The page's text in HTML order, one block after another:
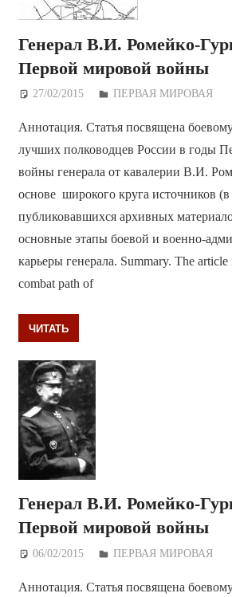
Генерал В.И. Ромейко-
Первой мировой войны
27/02/2015 Дежурный по Редакции
ПЕРВАЯ МИРОВАЯ
Аннотация. Статья посвящена
лучших полководцев России в годы
войны генерала от кавалерии В.И.
основе широкого круга источников (в
публиковавшихся архивных
основные этапы боевой и военно-
карьеры генерала. Summary. The article
combat path of
ЧИТАТЬ
Генерал В.И. Ромейко-
Первой мировой войны
06/02/2015 Дежурный по Редакции
ПЕРВАЯ МИРОВАЯ
Аннотация. Статья посвящена